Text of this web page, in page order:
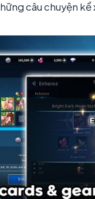
câu chuyện kể